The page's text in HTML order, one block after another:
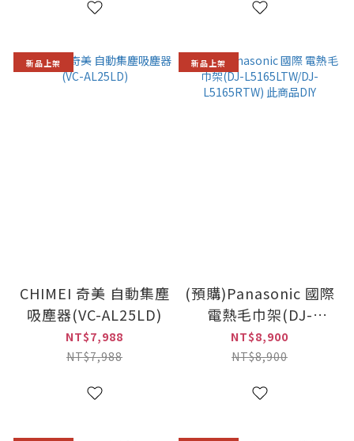
新品上架
CHIMEI 奇美 自動集塵
吸塵器(VC-AL25LD)
NT$7,988
NT$7,988
新品上架
(預購)Panasonic 國際
電熱毛巾架(DJ-
L5165LTW/DJ-
L5165RTW) 此商品
NT$8,900
NT$8,900